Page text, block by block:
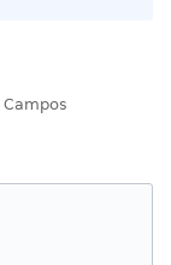
Campos